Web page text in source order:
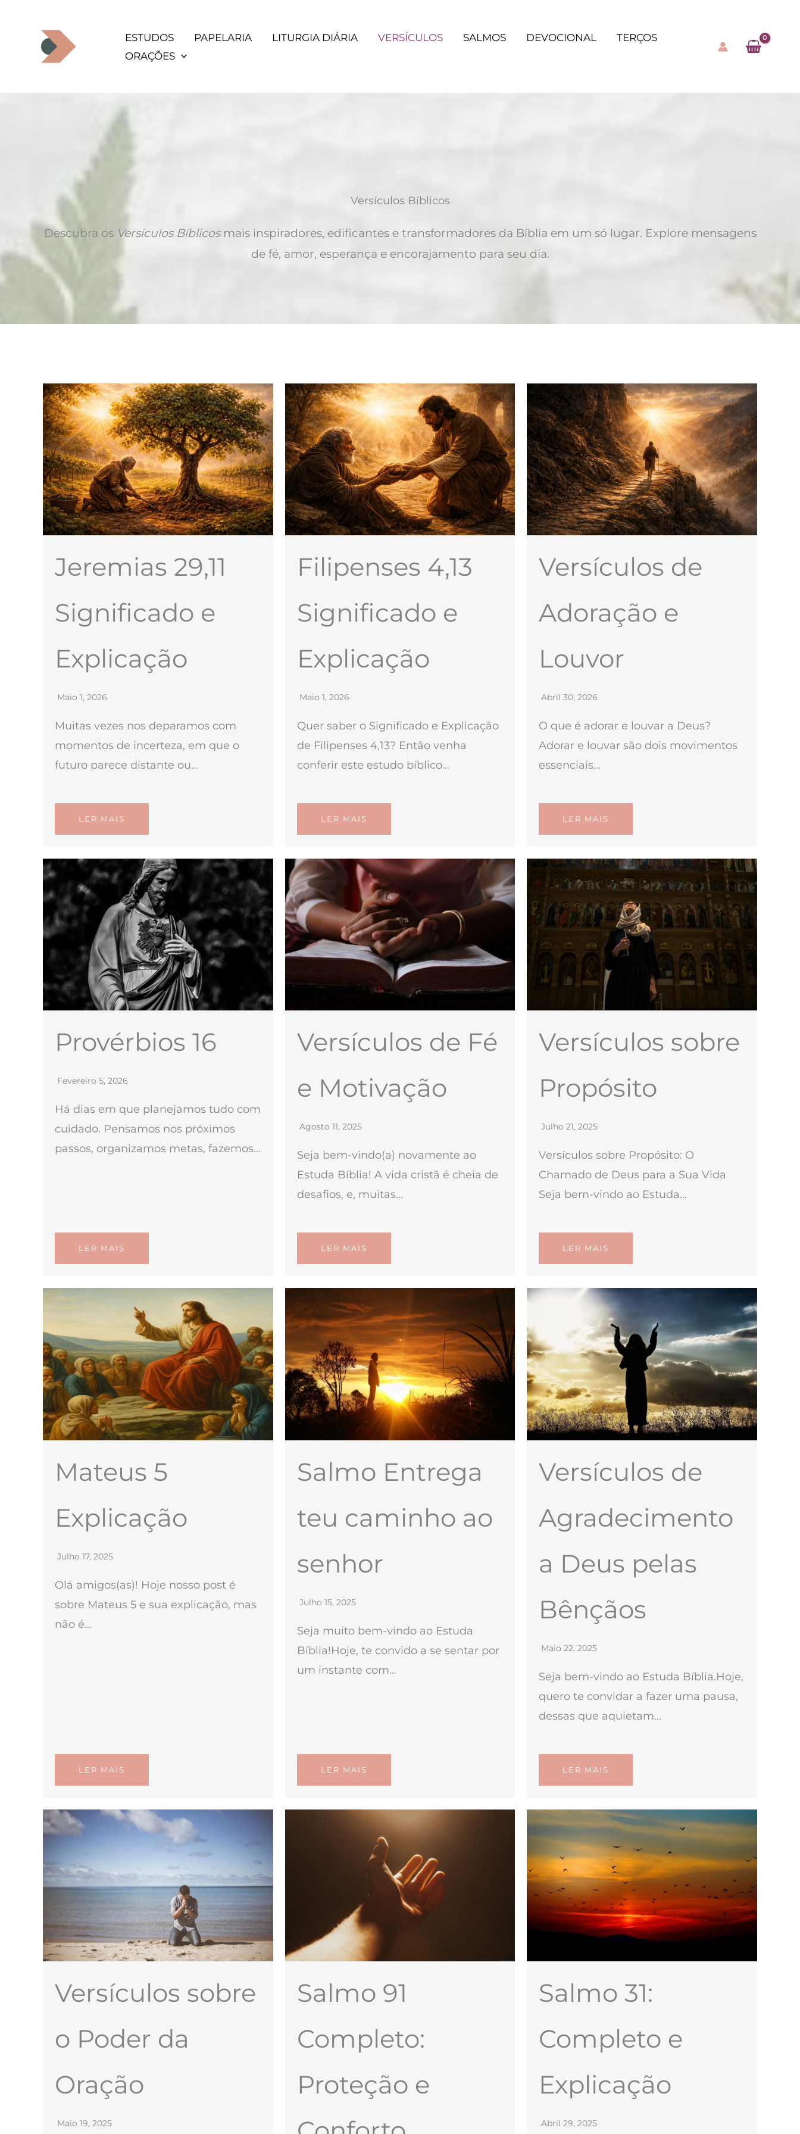
ESTUDOS PAPELARIA LITURGIA DIÁRIA VERSÍCULOS SALMOS DEVOCIONAL
TERÇOS
ORAÇÕES
Versículos Bíblicos
Descubra os Versículos Bíblicosmais inspiradores, edificantes e transformadores da Bíblia em um só lugar. Explore mensagens
de fé, amor, esperança e encorajamento para seu dia.
Jeremias 29,11
Significado e
Explicação
Maio 1, 2026
Muitas vezes nos deparamos com
momentos de incerteza, em que o
futuro parece distante ou…
LER MAIS
Filipenses 4,13
Significado e
Explicação
Maio 1, 2026
Quer saber o Significado e Explicação
de Filipenses 4,13? Então venha
conferir este estudo bíblico…
LER MAIS
Versículos de
Adoração e
Louvor
Abril 30, 2026
O que é adorar e louvar a Deus?
Adorar e louvar são dois movimentos
essenciais…
LER MAIS
Provérbios 16
Fevereiro 5, 2026
Há dias em que planejamos tudo com
cuidado. Pensamos nos próximos
passos, organizamos metas, fazemos…
LER MAIS
Versículos de Fé
e Motivação
Agosto 11, 2025
Seja bem-vindo(a) novamente ao
Estuda Bíblia! A vida cristã é cheia de
desafios, e, muitas…
LER MAIS
Versículos sobre
Propósito
Julho 21, 2025
Versículos sobre Propósito: O
Chamado de Deus para a Sua Vida
Seja bem-vindo ao Estuda…
LER MAIS
Mateus 5
Explicação
Julho 17, 2025
Olá amigos(as)! Hoje nosso post é
sobre Mateus 5 e sua explicação, mas
não é…
LER MAIS
Salmo Entrega
teu caminho ao
senhor
Julho 15, 2025
Seja muito bem-vindo ao Estuda
Bíblia!Hoje, te convido a se sentar por
um instante com…
LER MAIS
Versículos de
Agradecimento
a Deus pelas
Bênçãos
Maio 22, 2025
Seja bem-vindo ao Estuda Bíblia.Hoje,
quero te convidar a fazer uma pausa,
dessas que aquietam…
LER MAIS
Versículos sobre
o Poder da
Oração
Maio 19, 2025
Salmo 91
Completo:
Proteção e
Salmo 31:
Completo e
Explicação
Abril 29, 2025